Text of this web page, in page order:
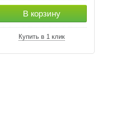
В корзину
Купить в 1 клик